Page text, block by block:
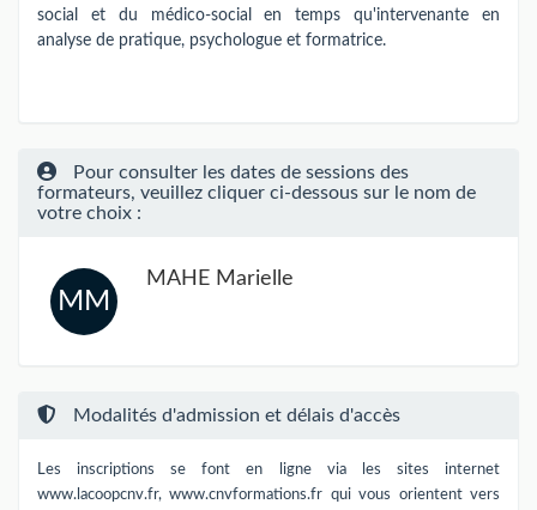
social et du médico-social en temps qu'intervenante en
analyse de pratique, psychologue et formatrice.
Pour consulter les dates de sessions des
formateurs, veuillez cliquer ci-dessous sur le nom de
votre choix :
MM
MAHE Marielle
Modalités d'admission et délais d'accès
Les inscriptions se font en ligne via les sites internet
www.lacoopcnv.fr, www.cnvformations.fr qui vous orientent vers